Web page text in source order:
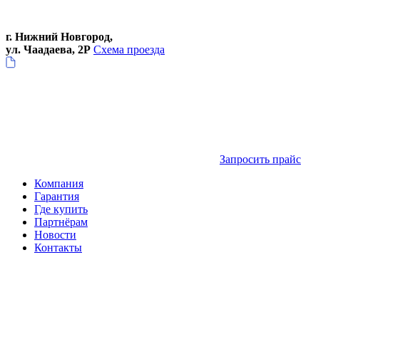
г. Нижний Новгород,
ул. Чаадаева, 2Р Схема проезда
Запросить прайс
Компания
Гарантия
Где купить
Партнёрам
Новости
Контакты